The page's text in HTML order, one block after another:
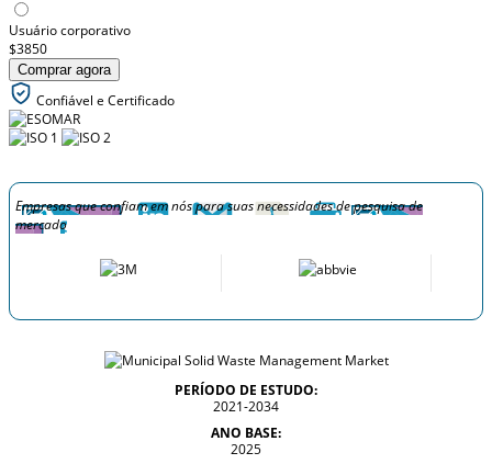
Usuário corporativo
$3850
Comprar agora
Confiável e Certificado
Empresas que confiam em nós para suas necessidades de pesquisa de
mercado
PERÍODO DE ESTUDO:
2021-2034
ANO BASE:
2025